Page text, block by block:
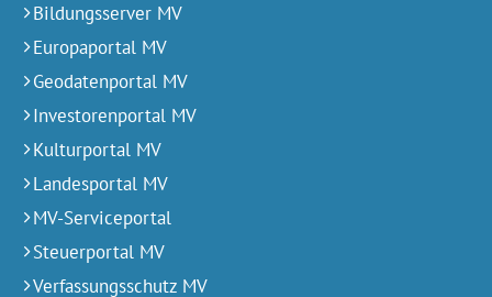
Bildungsserver MV
Europaportal MV
Geodatenportal MV
Investorenportal MV
Kulturportal MV
Landesportal MV
MV-Serviceportal
Steuerportal MV
Verfassungsschutz MV